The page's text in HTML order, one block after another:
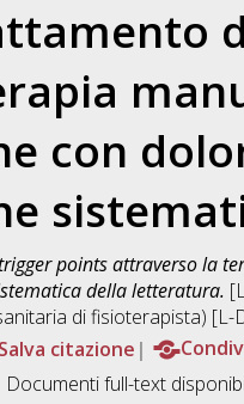
con
points attraverso la
della letteratura.
di fisioterapista) [L-
Salva citazione
Documenti full-text